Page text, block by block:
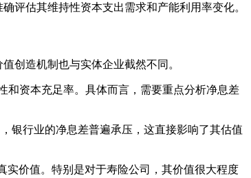
评估其维持性资本支出需求和产能利用率变化。
创造机制也与实体企业截然不同。
和资本充足率。具体而言，需要重点分析净息差
银行业的净息差普遍承压，这直接影响了其估值
实价值。特别是对于寿险公司，其价值很大程度